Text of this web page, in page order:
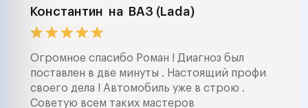
Константин на ВАЗ (Lada)
Огромное спасибо Роман ! Диагноз был
поставлен в две минуты . Настоящий профи
своего дела ! Автомобиль уже в строю .
Советую всем таких мастеров